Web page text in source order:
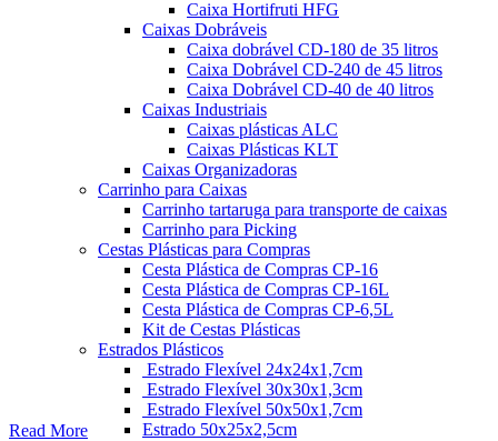
Read More
Caixa Hortifruti HFG
Caixas Dobráveis
Caixa dobrável CD-180 de 35 litros
Caixa Dobrável CD-240 de 45 litros
Caixa Dobrável CD-40 de 40 litros
Caixas Industriais
Caixas plásticas ALC
Caixas Plásticas KLT
Caixas Organizadoras
Carrinho para Caixas
Carrinho tartaruga para transporte de caixas
Carrinho para Picking
Cestas Plásticas para Compras
Cesta Plástica de Compras CP-16
Cesta Plástica de Compras CP-16L
Cesta Plástica de Compras CP-6,5L
Kit de Cestas Plásticas
Estrados Plásticos
Estrado Flexível 24x24x1,7cm
Estrado Flexível 30x30x1,3cm
Estrado Flexível 50x50x1,7cm
Estrado 50x25x2,5cm